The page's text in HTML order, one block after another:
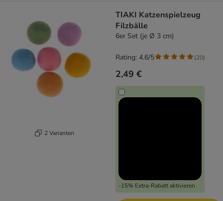
2 Varianten
TIAKI Katzenspielzeug
Filzbälle
6er Set (je Ø 3 cm)
2,49 €
-15% Extra-Rabatt aktivieren
Rating: 4.6/5 (20)